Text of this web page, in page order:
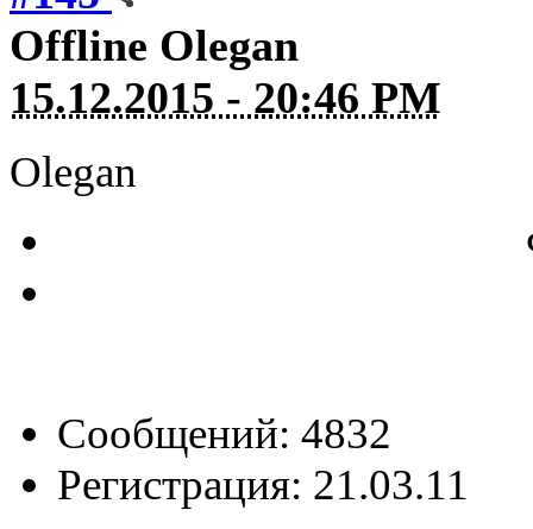
Offline Olegan
15.12.2015 - 20:46 PM
Olegan
Сообщений: 4832
Регистрация: 21.03.11